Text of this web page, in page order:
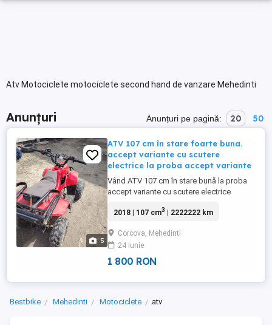
Atv Motociclete motociclete second hand de vanzare Mehedinti
Anunțuri Anunțuri pe pagină: 20 50
5
ATV 107 cm în stare foarte buna.
accept variante cu scutere
electrice la proba accept variante
Vând ATV 107 cm în stare bună la proba
accept variante cu scutere electrice
2018 | 107 cm3 | 2222222 km
Corcova, Mehedinti
24 iunie
1 800 RON
Bestbike Mehedinti Motociclete atv